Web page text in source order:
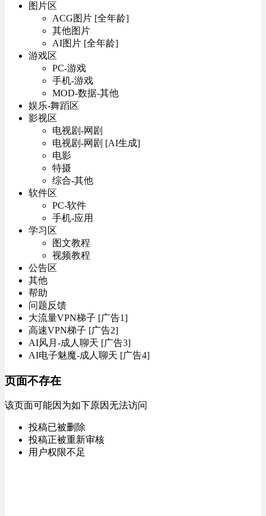
图片区
ACG图片 [全年龄]
其他图片
AI图片 [全年龄]
游戏区
PC-游戏
手机-游戏
MOD-数据-其他
娱乐-舞蹈区
影视区
电视剧-网剧
电视剧-网剧 [AI生成]
电影
特摄
综合-其他
软件区
PC-软件
手机-应用
学习区
图文教程
视频教程
公告区
其他
帮助
问题反馈
大流量VPN梯子 [广告1]
高速VPN梯子 [广告2]
AI风月-成人聊天 [广告3]
AI电子魅魔-成人聊天 [广告4]
页面不存在
该页面可能因为如下原因无法访问
投稿已被删除
投稿正被重新审核
用户权限不足